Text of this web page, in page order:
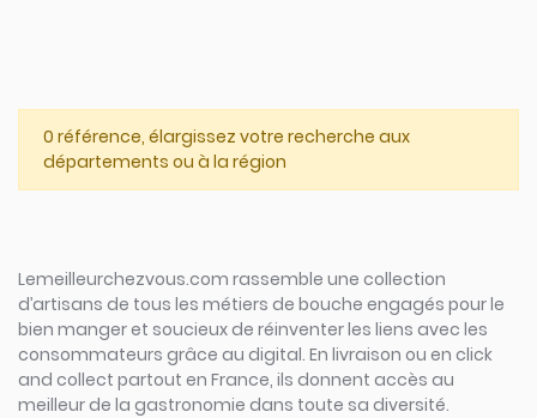
0 référence, élargissez votre recherche aux
départements ou à la région
Lemeilleurchezvous.com rassemble une collection
d’artisans de tous les métiers de bouche engagés pour le
bien manger et soucieux de réinventer les liens avec les
consommateurs grâce au digital. En livraison ou en click
and collect partout en France, ils donnent accès au
meilleur de la gastronomie dans toute sa diversité.